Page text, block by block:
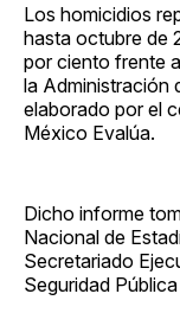
Los homicidios
hasta octubre de
por ciento frente
la Administración
elaborado por el
México Evalúa.
Dicho informe
Nacional de
Secretariado
Seguridad